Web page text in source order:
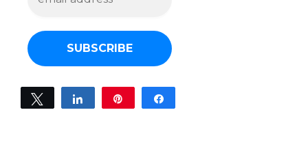
a
d
r
e
s
Tweet Share